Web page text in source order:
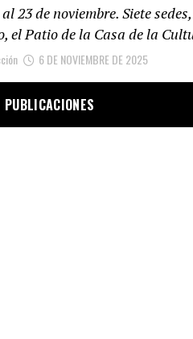
23 de noviembre. Siete
el Patio de la Casa de la
6 DE NOVIEMBRE DE 2025